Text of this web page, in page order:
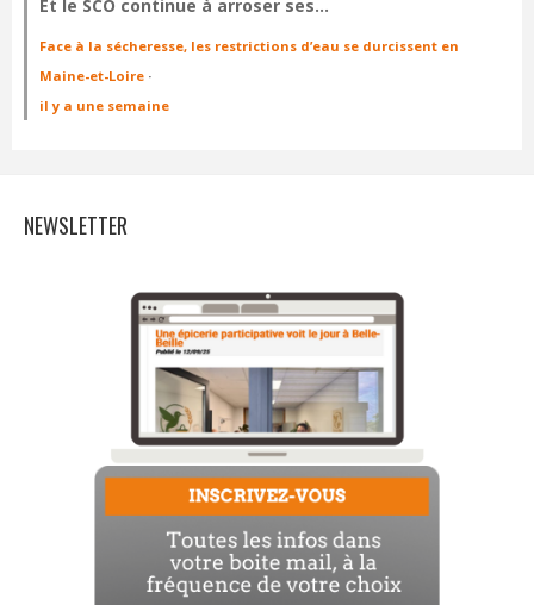
Et le SCO continue à arroser ses…
Face à la sécheresse, les restrictions d’eau se durcissent en
Maine-et-Loire ·
il y a une semaine
NEWSLETTER